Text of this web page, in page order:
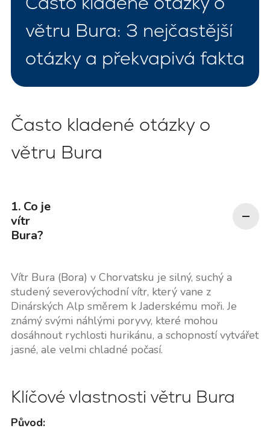
větru Bura: 3 nejčastější
otázky a překvapivá fakta
Často kladené otázky o
větru Bura
1. Co je
vítr
Bura?
Vítr Bura (Bora) v Chorvatsku je silný, suchý a
studený severovýchodní vítr, který vane z
Dinárských Alp směrem k Jaderskému moři. Je
známý svými náhlými poryvy, které mohou
dosáhnout rychlosti hurikánu, a schopností vytvářet
jasné, ale velmi chladné počasí.
Klíčové vlastnosti větru Bura
Původ: